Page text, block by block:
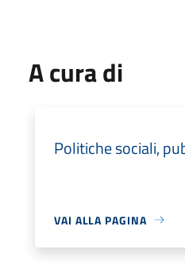
A cura di
Politiche sociali,
VAI ALLA PAGINA